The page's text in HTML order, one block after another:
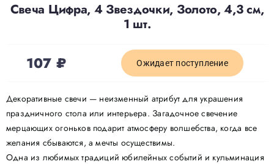
О нас
Политика конфиденциальности
Свеча Цифра, 4 Звездочки, Золото, 4,3 см,
1 шт.
107₽ Ожидает поступление
Декоративные свечи — неизменный атрибут для украшения
праздничного стола или интерьера. Загадочное свечение
мерцающих огоньков подарит атмосферу волшебства, когда все
желания сбываются, а мечты осуществимы.
Одна из любимых традиций юбилейных событий и кульминация